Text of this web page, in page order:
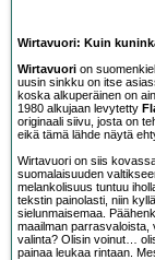
Wirtavuori: Kuin
Wirtavuori on
uusin sinkku on itse
koska alkuperäinen on
1980 alkujaan levytetty
originaali siivu, josta on
eikä tämä lähde näytä
Wirtavuori on siis
suomalaisuuden
melankolisuus tuntuu
tekstin painolasti, niin
sielunmaisemaa.
maailman parrasvaloista,
valinta? Olisin voinut…
painaa leukaa rintaan.